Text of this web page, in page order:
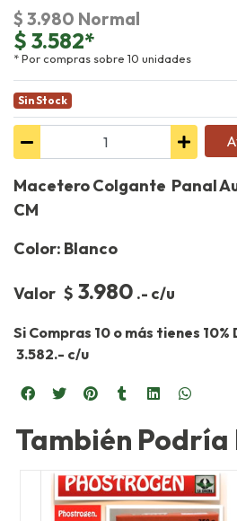
$ 3.980 Normal
$ 3.582*
* Por compras sobre 10 unidades
Sin Stock
Macetero Colgante Panal
CM
Color: Blanco
Valor $ 3.980 .- c/u
Si Compras 10 o más tienes
3.582.- c/u
También